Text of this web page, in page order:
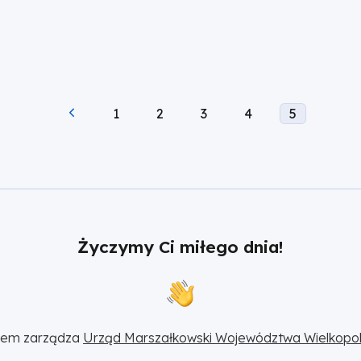
Page
1 Page
2 Page
3 Page
4
Current
5
Życzymy Ci miłego dnia!
zarządza Urząd Marszałkowski Województwa